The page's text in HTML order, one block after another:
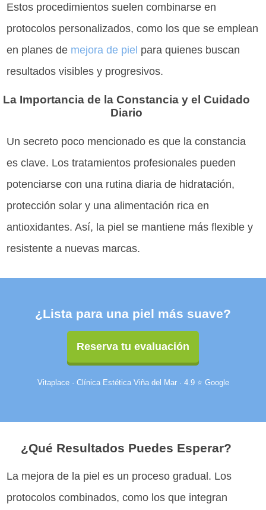
Estos procedimientos suelen combinarse en
protocolos personalizados, como los que se emplean
en planes de mejora de piel para quienes buscan
resultados visibles y progresivos.
La Importancia de la Constancia y el Cuidado
Diario
Un secreto poco mencionado es que la constancia
es clave. Los tratamientos profesionales pueden
potenciarse con una rutina diaria de hidratación,
protección solar y una alimentación rica en
antioxidantes. Así, la piel se mantiene más flexible y
resistente a nuevas marcas.
¿Lista para una piel más suave?
Reserva tu evaluación
Vitaplace · Clínica Estética Viña del Mar · 4.9 ⭐ Google
¿Qué Resultados Puedes Esperar?
La mejora de la piel es un proceso gradual. Los
protocolos combinados, como los que integran